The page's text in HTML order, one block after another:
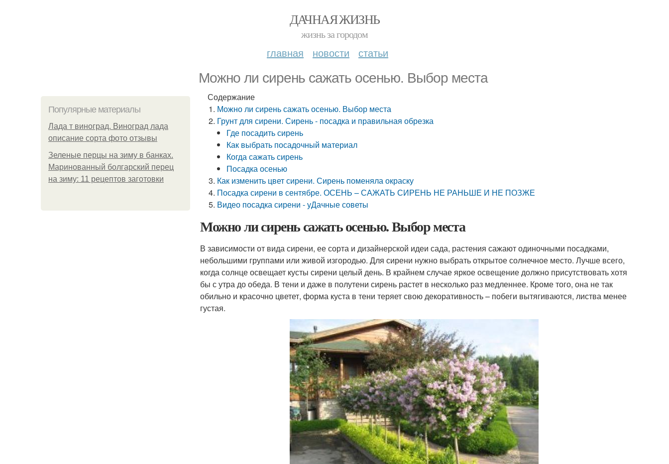
ДАЧНАЯ ЖИЗНЬ
жизнь за городом
главная новости статьи
Можно ли сирень сажать осенью. Выбор места
Популярные материалы
Лада т виноград. Виноград лада
описание сорта фото отзывы
Зеленые перцы на зиму в банках.
Маринованный болгарский перец
на зиму: 11 рецептов заготовки
Содержание
Можно ли сирень сажать осенью. Выбор места
Грунт для сирени. Сирень - посадка и правильная обрезка
Где посадить сирень
Как выбрать посадочный материал
Когда сажать сирень
Посадка осенью
Как изменить цвет сирени. Сирень поменяла окраску
Посадка сирени в сентябре. ОСЕНЬ – САЖАТЬ СИРЕНЬ НЕ РАНЬШЕ И НЕ ПОЗЖЕ
Видео посадка сирени - уДачные советы
Можно ли сирень сажать осенью. Выбор места
В зависимости от вида сирени, ее сорта и дизайнерской идеи сада, растения сажают одиночными посадками,
небольшими группами или живой изгородью. Для сирени нужно выбрать открытое солнечное место. Лучше всего,
когда солнце освещает кусты сирени целый день. В крайнем случае яркое освещение должно присутствовать хотя
бы с утра до обеда. В тени и даже в полутени сирень растет в несколько раз медленнее. Кроме того, она не так
обильно и красочно цветет, форма куста в тени теряет свою декоративность – побеги вытягиваются, листва менее
густая.